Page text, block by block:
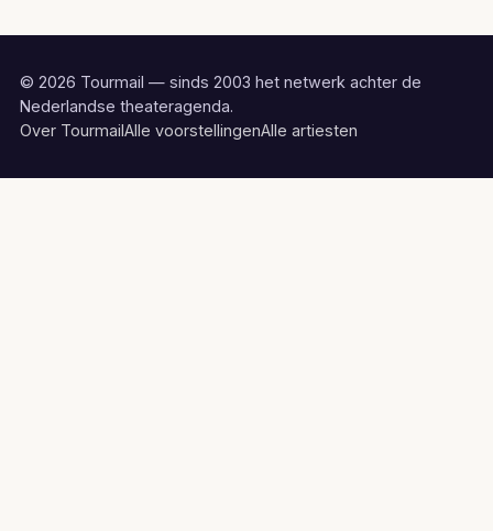
© 2026 Tourmail — sinds 2003 het netwerk achter de
Nederlandse theateragenda.
Over TourmailAlle voorstellingenAlle artiesten